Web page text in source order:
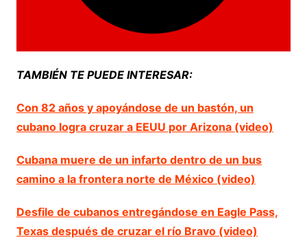
TAMBIÉN TE PUEDE INTERESAR:
Con 82 años y apoyándose de un bastón, un
cubano logra cruzar a EEUU por Arizona (video)
Cubana muere de un infarto dentro de un bus
camino a la frontera norte de México (video)
Desfile de cubanos entregándose en Eagle Pass,
Texas después de cruzar el río Bravo (video)